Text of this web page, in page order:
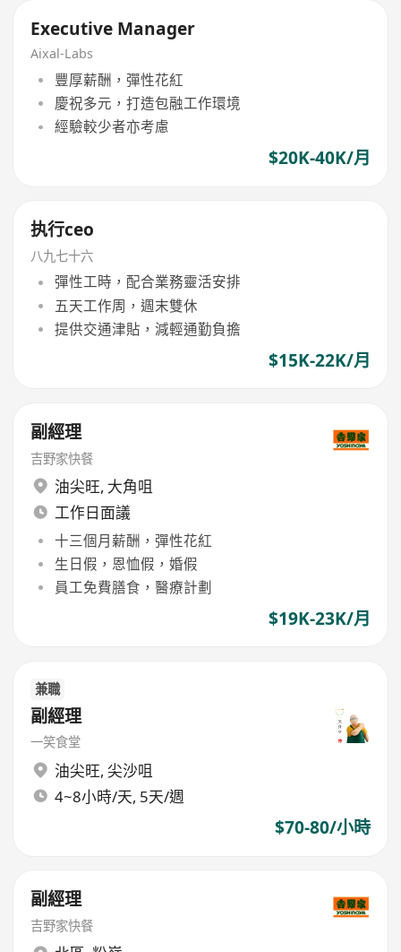
Executive Manager
Aixal-Labs
豐厚薪酬，彈性花紅
慶祝多元，打造包融工作環境
經驗較少者亦考慮
$20K-40K/月
执行ceo
八九七十六
彈性工時，配合業務靈活安排
五天工作周，週末雙休
提供交通津貼，減輕通勤負擔
$15K-22K/月
副經理
吉野家快餐
油尖旺, 大角咀
工作日面議
十三個月薪酬，彈性花紅
生日假，恩恤假，婚假
員工免費膳食，醫療計劃
$19K-23K/月
兼職
副經理
一笑食堂
油尖旺, 尖沙咀
4~8小時/天, 5天/週
$70-80/小時
副經理
吉野家快餐